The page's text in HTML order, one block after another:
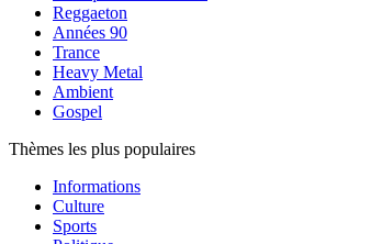
Reggaeton
Années 90
Trance
Heavy Metal
Ambient
Gospel
Thèmes les plus populaires
Informations
Culture
Sports